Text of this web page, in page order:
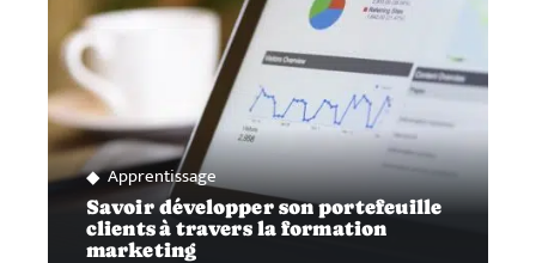
Apprentissage
Savoir développer son portefeuille
clients à travers la formation
marketing